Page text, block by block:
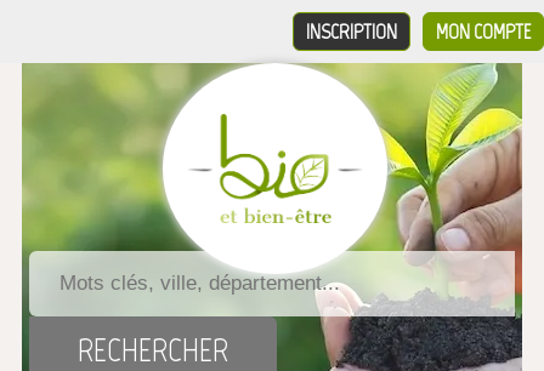
MON COMPTE
INSCRIPTION